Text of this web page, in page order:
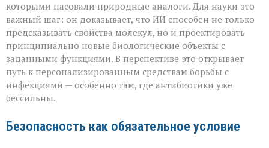
которыми пасовали природные аналоги. Для науки это
важный шаг: он доказывает, что ИИ способен не только
предсказывать свойства молекул, но и проектировать
принципиально новые биологические объекты с
заданными функциями. В перспективе это открывает
путь к персонализированным средствам борьбы с
инфекциями — особенно там, где антибиотики уже
бессильны.
Безопасность как обязательное условие